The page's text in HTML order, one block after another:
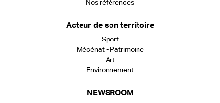
Nos références
Acteur de son territoire
Sport
Mécénat - Patrimoine
Art
Environnement
NEWSROOM